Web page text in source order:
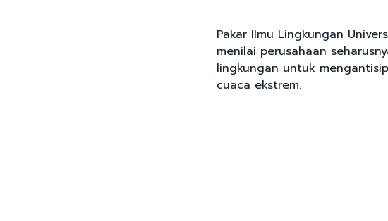
Pakar Ilmu Lingkungan
menilai perusahaan
lingkungan untuk
cuaca ekstrem.